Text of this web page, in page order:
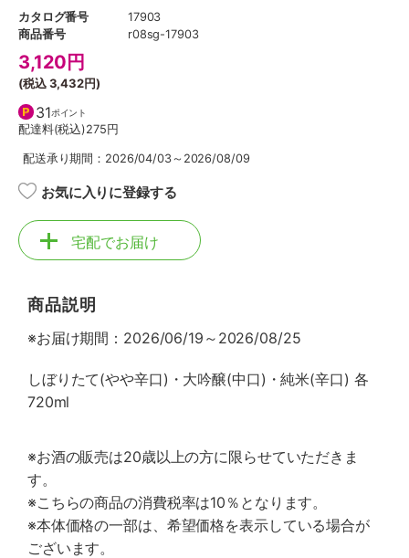
カタログ番号
17903
商品番号
r08sg-17903
3,120 円
(税込3,432円)
31ポイント
配達料(税込)275円
配送承り期間：2026/04/03～2026/08/09
お気に入りに登録する
宅配でお届け
商品説明
※お届け期間：2026/06/19～2026/08/25
しぼりたて(やや辛口)・大吟醸(中口)・純米(辛口) 各
720ml
※お酒の販売は20歳以上の方に限らせていただきま
す。
※こちらの商品の消費税率は10％となります。
※本体価格の一部は、希望価格を表示している場合が
ございます。